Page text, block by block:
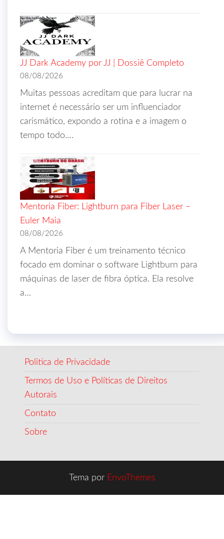
JJ Dark Academy por JJ | Dossiê Completo
08/08/2026
Muitas pessoas acreditam que para lucrar na
internet é necessário ser um influenciador
carismático, expondo a rotina e a imagem o
tempo todo.…
Mentoria Fiber: Lightburn para Fiber Laser –
Euler Maia
08/08/2026
A Mentoria Fiber é um treinamento técnico
focado em dominar o software Lightburn para
máquinas de laser de fibra óptica. Ela resolve
a…
Politica de Privacidade
Termos de Uso e Políticas de Direitos
Autorais
Contato
Sobre
Tema por EnvoThemes